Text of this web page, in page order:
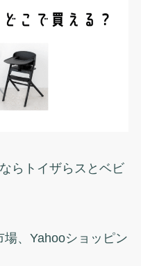
らトイザらスとベビ
、Yahooショッピン